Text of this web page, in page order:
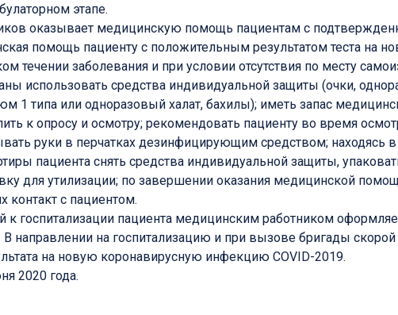
этапе.
оказывает медицинскую помощь пациентам с
помощь пациенту с положительным результатом теста на
течении заболевания и при условии отсутствия по месту
использовать средства индивидуальной защиты (очки,
1 типа или одноразовый халат, бахилы); иметь запас
к опросу и осмотру; рекомендовать пациенту во время
руки в перчатках дезинфицирующим средством; находясь
пациента снять средства индивидуальной защиты,
для утилизации; по завершении оказания медицинской
контакт с пациентом.
к госпитализации пациента медицинским работником
направлении на госпитализацию и при вызове бригады
на новую коронавирусную инфекцию COVID-2019.
2020 года.